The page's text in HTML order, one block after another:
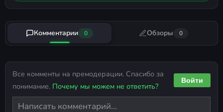
Комментарии 0 Обзоры 0
Все комменты на премодерации. Спасибо за
понимание. Почему мы можем не ответить?
Войти